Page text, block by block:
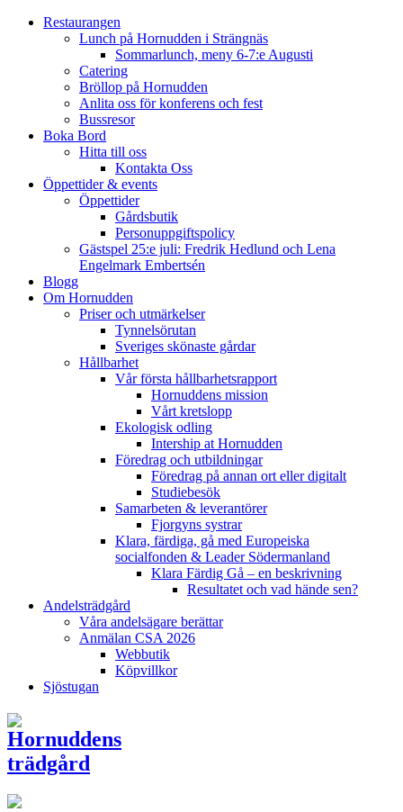
Restaurangen
Lunch på Hornudden i Strängnäs
Sommarlunch, meny 6-7:e Augusti
Catering
Bröllop på Hornudden
Anlita oss för konferens och fest
Bussresor
Boka Bord
Hitta till oss
Kontakta Oss
Öppettider & events
Öppettider
Gårdsbutik
Personuppgiftspolicy
Gästspel 25:e juli: Fredrik Hedlund och Lena
Engelmark Embertsén
Blogg
Om Hornudden
Priser och utmärkelser
Tynnelsörutan
Sveriges skönaste gårdar
Hållbarhet
Vår första hållbarhetsrapport
Hornuddens mission
Vårt kretslopp
Ekologisk odling
Intership at Hornudden
Föredrag och utbildningar
Föredrag på annan ort eller digitalt
Studiebesök
Samarbeten & leverantörer
Fjorgyns systrar
Klara, färdiga, gå med Europeiska
socialfonden & Leader Södermanland
Klara Färdig Gå – en beskrivning
Resultatet och vad hände sen?
Andelsträdgård
Våra andelsägare berättar
Anmälan CSA 2026
Webbutik
Köpvillkor
Sjöstugan